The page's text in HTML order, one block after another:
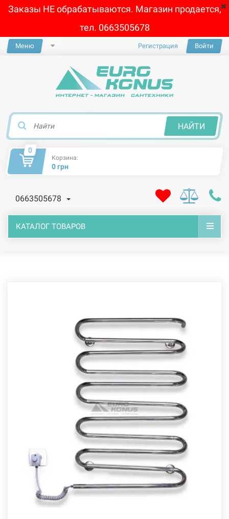
Заказы НЕ обрабатываются. Магазин продается,
тел. 0663505678
Меню Регистрация Войти
НАЙТИ
0
Корзина:
0 грн
0663505678
КАТАЛОГ ТОВАРОВ